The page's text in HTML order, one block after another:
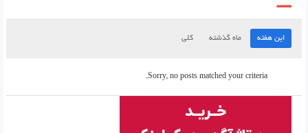
این هفته ماه گذشته کلی
Sorry, no posts matched your criteria.